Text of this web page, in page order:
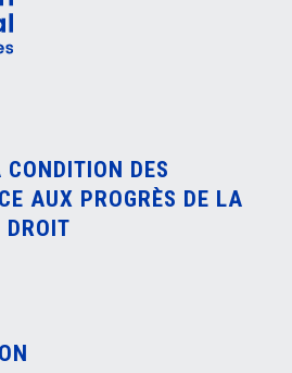
DES
AUX PROGRÈS DE LA
DROIT